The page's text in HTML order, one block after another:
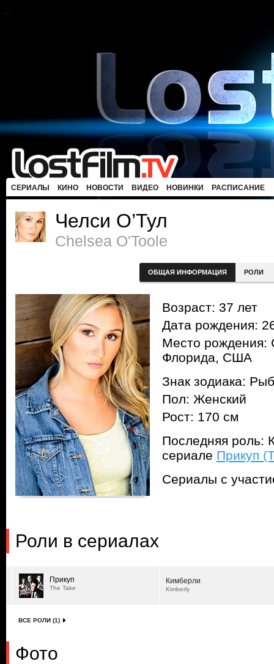
СЕРИАЛЫ КИНО НОВОСТИ ВИДЕО НОВИНКИ РАСПИСАНИЕ
Челси О’Тул
Chelsea O'Toole
ОБЩАЯ ИНФОРМАЦИЯ РОЛИ
Возраст: 37 лет
Дата рождения:
Место рождения:
Флорида, США
Знак зодиака:
Пол: Женский
Рост: 170 см
Последняя роль:
сериале Прикуп
Сериалы с
Роли в сериалах
Прикуп
The Take
Кимберли
Kimberly
ВСЕ РОЛИ (1)
Фото